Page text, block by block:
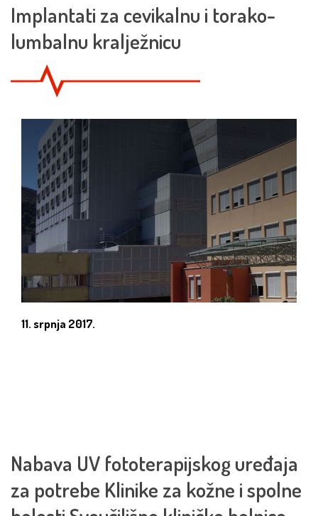
Implantati za cevikalnu i torako-
lumbalnu kralježnicu
11. srpnja 2017.
Nabava UV fototerapijskog uređaja
za potrebe Klinike za kožne i spolne